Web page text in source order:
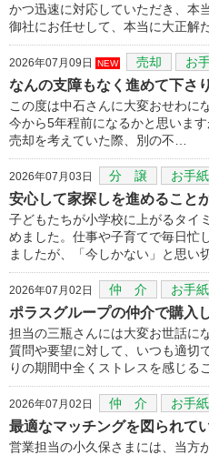
かつ迅速に対応していただき、本
御社にお任せして、本当に大正解
2026年07月09日 NEW 売却 お
なんの支障もなく進めて下さ
この度は中石さんに大変おせわに
今から5年程前になるかと思いま
売却を考えていた際、別の不…
2026年07月03日 分 譲 お手紙
安心して家探しを進めること
子どもたちが小学校に上がるタイ
めました。仕事や子育てで毎日忙
ましたが、「今しかない」と思い
2026年07月02日 仲 介 お手紙
ポラスグループの仲介で購入
担当の三瓶さんには大変お世話に
質問や要望に対して、いつも適切
りの期間中全くストレスを感じる
2026年07月02日 仲 介 お手紙
最適なマッチングを図られて
営業担当の小久保さまには、当方